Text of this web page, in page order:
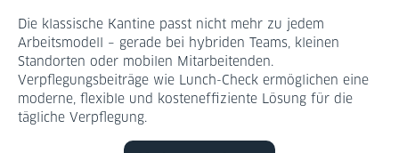
Die klassische Kantine passt nicht mehr zu jedem
Arbeitsmodell – gerade bei hybriden Teams, kleinen
Standorten oder mobilen Mitarbeitenden.
Verpflegungsbeiträge wie Lunch-Check ermöglichen eine
moderne, flexible und kosteneffiziente Lösung für die
tägliche Verpflegung.